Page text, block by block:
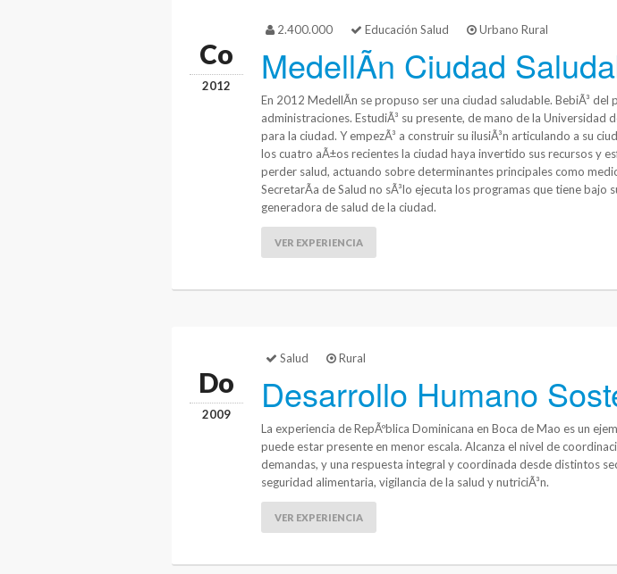
Co
2012
2.400.000 Educación Salud Urbano Rural
MedellÃ­n Ciudad
En 2012 MedellÃ­n se propuso ser una ciudad saludable. BebiÃ³
administraciones. EstudiÃ³ su presente, de mano de la
para la ciudad. Y empezÃ³ a construir su ilusiÃ³n articulando a su
los cuatro aÃ±os recientes la ciudad haya invertido sus recursos y
perder salud, actuando sobre determinantes principales como
SecretarÃ­a de Salud no sÃ³lo ejecuta los programas que tiene
generadora de salud de la ciudad.
VER EXPERIENCIA
Do
2009
Salud Rural
Desarrollo Humano
La experiencia de RepÃºblica Dominicana en Boca de Mao es un
puede estar presente en menor escala. Alcanza el nivel de
demandas, y una respuesta integral y coordinada desde distintos
seguridad alimentaria, vigilancia de la salud y nutriciÃ³n.
VER EXPERIENCIA